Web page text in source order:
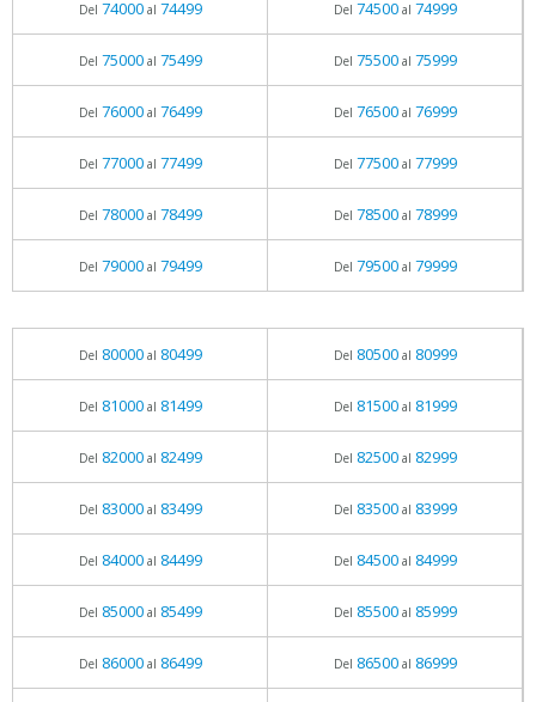
Del 74000al 74499 Del 74500al 74999
Del 75000al 75499 Del 75500al 75999
Del 76000al 76499 Del 76500al 76999
Del 77000al 77499 Del 77500al 77999
Del 78000al 78499 Del 78500al 78999
Del 79000al 79499 Del 79500al 79999
Del 80000al 80499 Del 80500al 80999
Del 81000al 81499 Del 81500al 81999
Del 82000al 82499 Del 82500al 82999
Del 83000al 83499 Del 83500al 83999
Del 84000al 84499 Del 84500al 84999
Del 85000al 85499 Del 85500al 85999
Del 86000al 86499 Del 86500al 86999